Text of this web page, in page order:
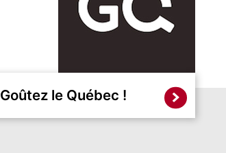
Goûtez le Québec !